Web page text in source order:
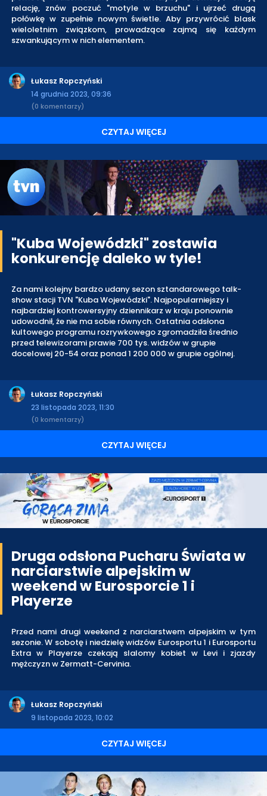
relację, znów poczuć "motyle w brzuchu" i ujrzeć drugą
połówkę w zupełnie nowym świetle. Aby przywrócić blask
wieloletnim związkom, prowadzące zajmą się każdym
szwankującym w nich elementem.
Łukasz Ropczyński
14 grudnia 2023, 09:36
(0 komentarzy)
CZYTAJ WIĘCEJ
"Kuba Wojewódzki" zostawia
konkurencję daleko w tyle!
Za nami kolejny bardzo udany sezon sztandarowego talk-
show stacji TVN "Kuba Wojewódzki". Najpopularniejszy i
najbardziej kontrowersyjny dziennikarz w kraju ponownie
udowodnił, że nie ma sobie równych. Ostatnia odsłona
kultowego programu rozrywkowego zgromadziła średnio
przed telewizorami prawie 700 tys. widzów w grupie
docelowej 20-54 oraz ponad 1 200 000 w grupie ogólnej.
Łukasz Ropczyński
23 listopada 2023, 11:30
(0 komentarzy)
CZYTAJ WIĘCEJ
Druga odsłona Pucharu Świata w
narciarstwie alpejskim w
weekend w Eurosporcie 1 i
Playerze
Przed nami drugi weekend z narciarstwem alpejskim w tym
sezonie. W sobotę i niedzielę widzów Eurosportu 1 i Eurosportu
Extra w Playerze czekają slalomy kobiet w Levi i zjazdy
mężczyzn w Zermatt-Cervinia.
Łukasz Ropczyński
9 listopada 2023, 10:02
CZYTAJ WIĘCEJ